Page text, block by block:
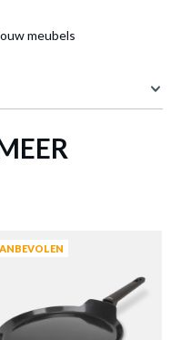
meubels
Ø24 ALU